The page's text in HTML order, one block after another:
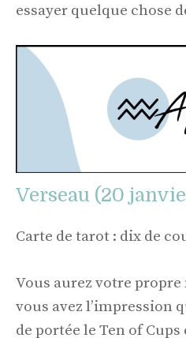
essayer quelque chose
Verseau (20
Carte de tarot : dix de
Vous aurez votre
vous avez l’impression
de portée le Ten of